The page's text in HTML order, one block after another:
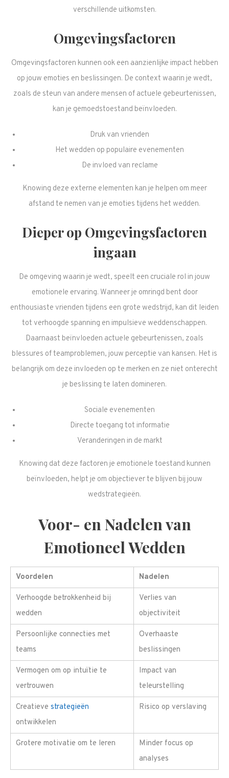
verschillende uitkomsten.
Omgevingsfactoren
Omgevingsfactoren kunnen ook een aanzienlijke impact hebben
op jouw emoties en beslissingen. De context waarin je wedt,
zoals de steun van andere mensen of actuele gebeurtenissen,
kan je gemoedstoestand beïnvloeden.
Druk van vrienden
Het wedden op populaire evenementen
De invloed van reclame
Knowing deze externe elementen kan je helpen om meer
afstand te nemen van je emoties tijdens het wedden.
Dieper op Omgevingsfactoren
ingaan
De omgeving waarin je wedt, speelt een cruciale rol in jouw
emotionele ervaring. Wanneer je omringd bent door
enthousiaste vrienden tijdens een grote wedstrijd, kan dit leiden
tot verhoogde spanning en impulsieve weddenschappen.
Daarnaast beïnvloeden actuele gebeurtenissen, zoals
blessures of teamproblemen, jouw perceptie van kansen. Het is
belangrijk om deze invloeden op te merken en ze niet onterecht
je beslissing te laten domineren.
Sociale evenementen
Directe toegang tot informatie
Veranderingen in de markt
Knowing dat deze factoren je emotionele toestand kunnen
beïnvloeden, helpt je om objectiever te blijven bij jouw
wedstrategieën.
Voor- en Nadelen van
Emotioneel Wedden
Voordelen Nadelen
Verhoogde betrokkenheid bij
wedden
Verlies van
objectiviteit
Persoonlijke connecties met
teams
Overhaaste
beslissingen
Vermogen om op intuïtie te
vertrouwen
Impact van
teleurstelling
Creatieve strategieën
ontwikkelen
Risico op verslaving
Grotere motivatie om te leren
Minder focus op
analyses